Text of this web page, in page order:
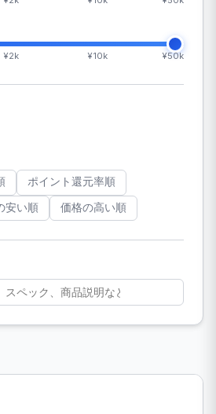
¥2k ¥10k ¥50k
ポイント還元率順
安い順 価格の高い順